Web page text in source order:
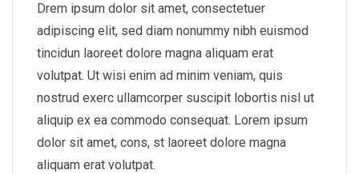
Drem ipsum dolor sit amet, consectetuer
adipiscing elit, sed diam nonummy nibh euismod
tincidun laoreet dolore magna aliquam erat
volutpat. Ut wisi enim ad minim veniam, quis
nostrud exerc ullamcorper suscipit lobortis nisl ut
aliquip ex ea commodo consequat. Lorem ipsum
dolor sit amet, cons, st laoreet dolore magna
aliquam erat volutpat.